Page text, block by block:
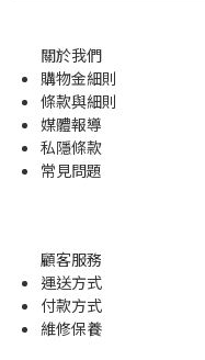
關於我們
購物金細則
條款與細則
媒體報導
私隱條款
常見問題
顧客服務
運送方式
付款方式
維修保養